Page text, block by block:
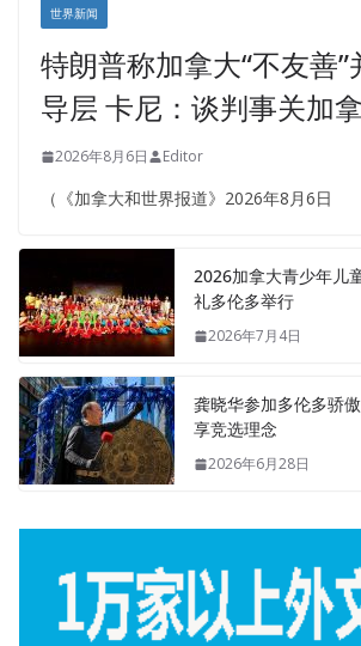
世界新闻
特朗普称加拿大“不友善
导层 卡尼：谈判事关加
2026年8月6日 Editor
（《加拿大和世界报道》2026年8月6日
2026加拿大青少年儿
礼多伦多举行
2026年7月4日
龚晓华参加多伦多骄
享竞选理念
2026年6月28日